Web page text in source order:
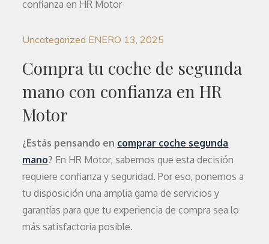
Uncategorized ENERO 13, 2025
Compra tu coche de segunda
mano con confianza en HR
Motor
¿Estás pensando en comprar coche segunda
mano? En HR Motor, sabemos que esta decisión
requiere confianza y seguridad. Por eso, ponemos a
tu disposición una amplia gama de servicios y
garantías para que tu experiencia de compra sea lo
más satisfactoria posible.